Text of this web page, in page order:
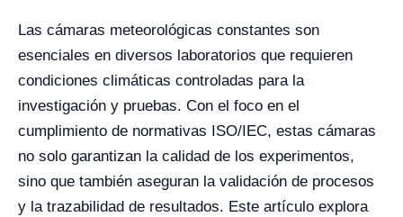
Las cámaras meteorológicas constantes son
esenciales en diversos laboratorios que requieren
condiciones climáticas controladas para la
investigación y pruebas. Con el foco en el
cumplimiento de normativas ISO/IEC, estas cámaras
no solo garantizan la calidad de los experimentos,
sino que también aseguran la validación de procesos
y la trazabilidad de resultados. Este artículo explora